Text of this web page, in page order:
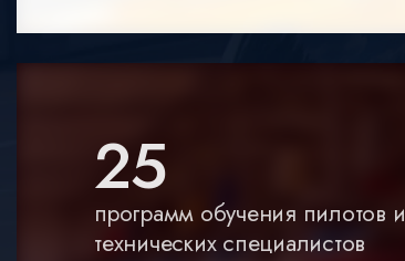
25
программ обучения пилотов и
технических специалистов